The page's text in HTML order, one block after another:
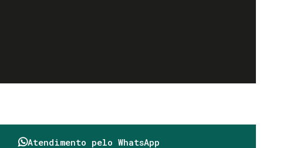
Atendimento pelo WhatsApp